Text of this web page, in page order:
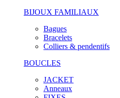
BIJOUX FAMILIAUX
Bagues
Bracelets
Colliers & pendentifs
BOUCLES
JACKET
Anneaux